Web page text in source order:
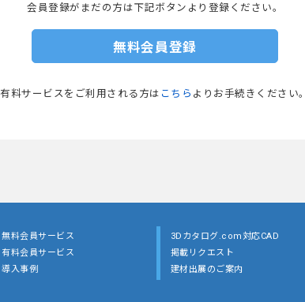
会員登録がまだの方は下記ボタンより登録ください。
無料会員登録
有料サービスをご利用される方は こちら よりお手続きください。
無料会員サービス
有料会員サービス
導入事例
3Dカタログ.com対応CAD
掲載リクエスト
建材出展のご案内